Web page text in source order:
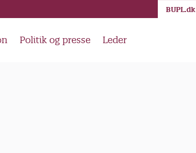
Politik og presse Leder
BUPL.dk